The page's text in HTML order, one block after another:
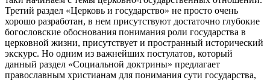
Третий раздел «Церковь и государство» не просто очень
хорошо разработан, в нем присутствуют достаточно глубокие
богословские обоснования понимания роли государства в
церковной жизни, присутствует и пространный исторический
экскурс. Но одним из важнейших постулатов, который
данный раздел «Социальной доктрины» предлагает
православным христианам для понимания сути государства,